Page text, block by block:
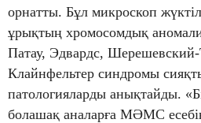
орнатты. Бұл микроскоп
ұрықтың хромосомдық
Патау, Эдвардс,
Клайнфельтер синдромы
патологияларды анықтайды.
болашақ аналарға МӘМС